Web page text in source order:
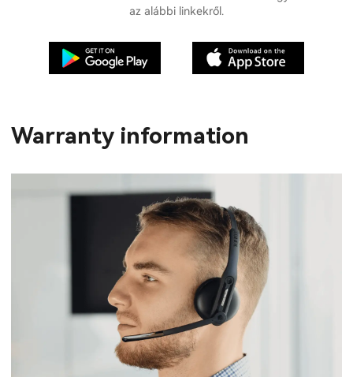
az alábbi linkekről.
Warranty information